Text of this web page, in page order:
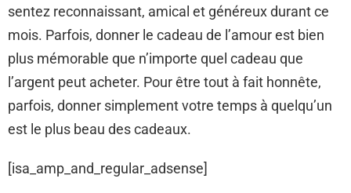
sentez reconnaissant, amical et généreux durant ce
mois. Parfois, donner le cadeau de l’amour est bien
plus mémorable que n’importe quel cadeau que
l’argent peut acheter. Pour être tout à fait honnête,
parfois, donner simplement votre temps à quelqu’un
est le plus beau des cadeaux.
[isa_amp_and_regular_adsense]